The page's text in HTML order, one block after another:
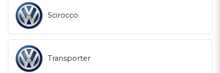
Scirocco
Transporter